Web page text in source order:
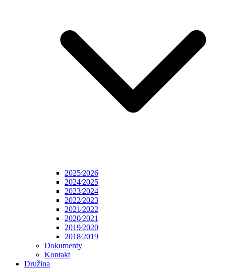
2025⁄2026
2024⁄2025
2023⁄2024
2022⁄2023
2021⁄2022
2020⁄2021
2019⁄2020
2018⁄2019
Dokumenty
Kontakt
Družina